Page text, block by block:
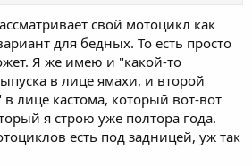
свой мотоцикл как
для бедных. То есть просто
Я же имею и "какой-то
в лице ямахи, и второй
лице кастома, который вот-вот
я строю уже полтора года.
есть под задницей, уж так